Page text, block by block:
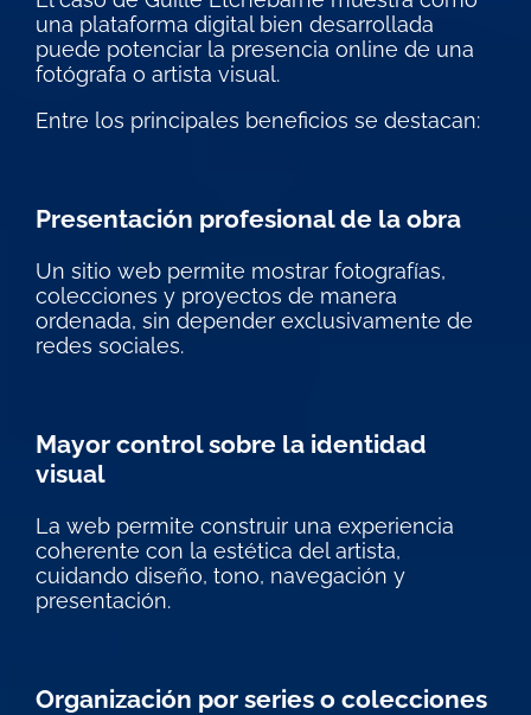
una plataforma digital bien desarrollada
puede potenciar la presencia online de una
fotógrafa o artista visual.
Entre los principales beneficios se destacan:
Presentación profesional de la obra
Un sitio web permite mostrar fotografías,
colecciones y proyectos de manera
ordenada, sin depender exclusivamente de
redes sociales.
Mayor control sobre la identidad
visual
La web permite construir una experiencia
coherente con la estética del artista,
cuidando diseño, tono, navegación y
presentación.
Organización por series o colecciones